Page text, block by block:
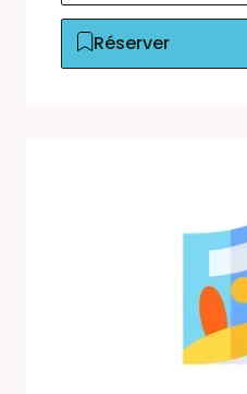
Réserver